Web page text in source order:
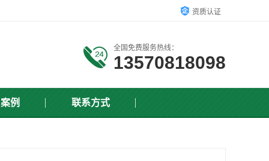
资质认证
全国免费服务热线：
13570818098
例 联系方式